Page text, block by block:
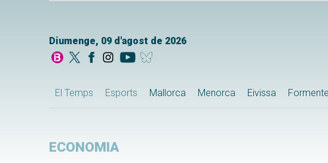
Diumenge, 09 d'agost de 2026
El Temps Esports Mallorca Menorca Eivissa
ECONOMIA